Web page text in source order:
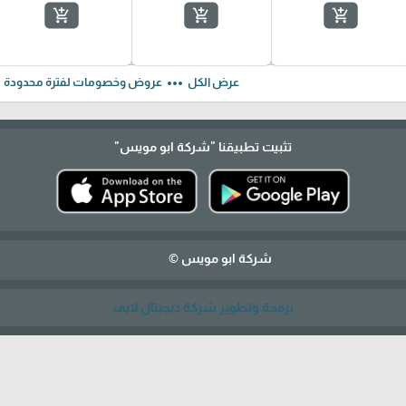
add_shopping_cart
add_shopping_cart
add_shopping_cart
عرض الكل more_horiz عروض وخصومات لفترة محدودة
تثبيت تطبيقنا "شركة ابو مويس"
شركة ابو مويس ©
برمجة وتطوير شركة ديجيتال لايف